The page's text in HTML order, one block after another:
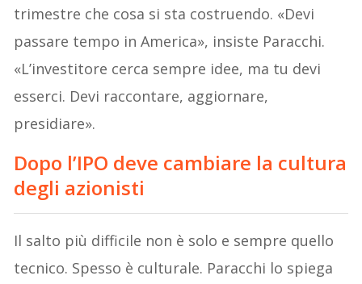
trimestre che cosa si sta costruendo. «Devi
passare tempo in America», insiste Paracchi.
«L’investitore cerca sempre idee, ma tu devi
esserci. Devi raccontare, aggiornare,
presidiare».
Dopo l’IPO deve cambiare la cultura
degli azionisti
Il salto più difficile non è solo e sempre quello
tecnico. Spesso è culturale. Paracchi lo spiega